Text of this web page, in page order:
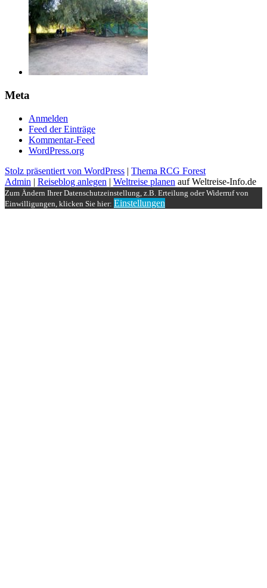
Meta
Anmelden
Feed der Einträge
Kommentar-Feed
WordPress.org
Stolz präsentiert von WordPress | Thema RCG Forest
Admin | Reiseblog anlegen | Weltreise planen auf Weltreise-Info.de
Zum Ändern Ihrer Datenschutzeinstellung, z.B. Erteilung oder Widerruf von
Einwilligungen, klicken Sie hier: Einstellungen